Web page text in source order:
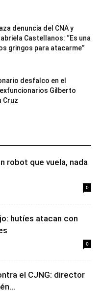
denuncia del CNA y
Castellanos: “Es una
gringos para atacarme”
desfalco en el
exfuncionarios Gilberto
Cruz
robot que vuela, nada
0
hutíes atacan con
0
el CJNG: director